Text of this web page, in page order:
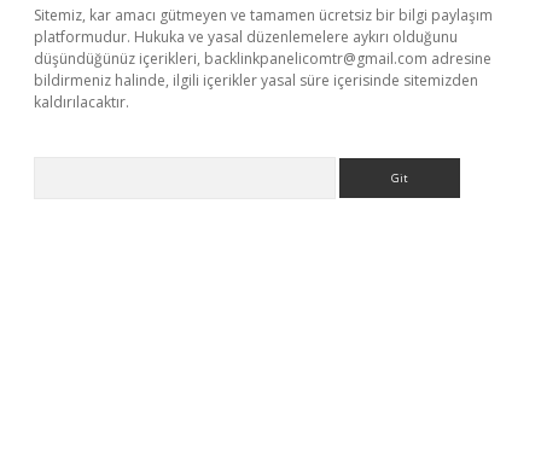
Sitemiz, kar amacı gütmeyen ve tamamen ücretsiz bir bilgi paylaşım
platformudur. Hukuka ve yasal düzenlemelere aykırı olduğunu
düşündüğünüz içerikleri, backlinkpanelicomtr@gmail.com adresine
bildirmeniz halinde, ilgili içerikler yasal süre içerisinde sitemizden
kaldırılacaktır.